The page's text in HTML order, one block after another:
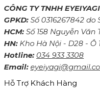
CÔNG TY TNHH EYEIYAGI
GPKD: Số 0316267842
HCM: Số 158 Nguyễn Văn
HN: Kho Hà Nội - D28 - Ô
Hotline: 034 933 3308
Email:
Hỗ Trợ Khách Hàng